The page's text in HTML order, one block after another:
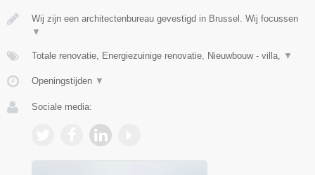
Wij zijn een architectenbureau gevestigd in Brussel. Wij focussen
▼
Totale renovatie, Energiezuinige renovatie, Nieuwbouw - villa, ▼
Openingstijden ▼
Sociale media: